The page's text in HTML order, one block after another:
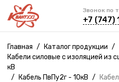
Звонок по
+7 (747)
Главная / Каталог продукции /
Кабели силовые с изоляцией из
кВ
/
Кабель ПвПу2г - 10кВ /